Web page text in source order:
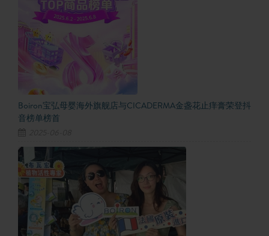
Boiron宝弘母婴海外旗舰店与CICADERMA金盏花止痒膏荣登抖
音榜单榜首